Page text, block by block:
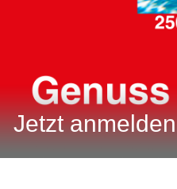
Jetzt anmelden